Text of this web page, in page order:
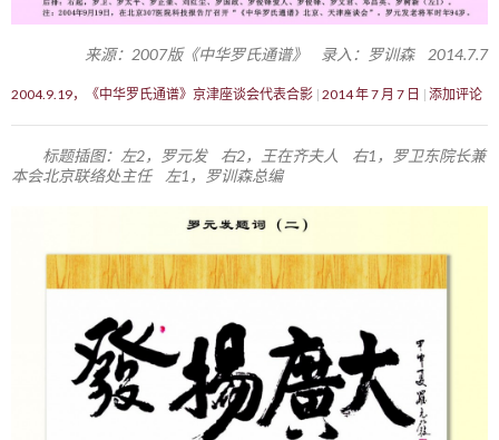
来源：2007版《中华罗氏通谱》 录入：罗训森 2014.7.7
2004.9.19，《中华罗氏通谱》京津座谈会代表合影 2014 年 7 月 7 日 添加评论
标题插图：左2，罗元发 右2，王在齐夫人 右1，罗卫东院长兼
本会北京联络处主任 左1，罗训森总编